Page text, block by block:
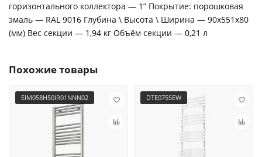
горизонтального коллектора — 1” Покрытие: порошковая
эмаль — RAL 9016 Глубина \ Высота \ Ширина — 90x551x80
(мм) Вес секции — 1,94 кг Объём секции — 0,21 л
Похожие товары
EIM058H50IR01NNN02 DTE075SEW